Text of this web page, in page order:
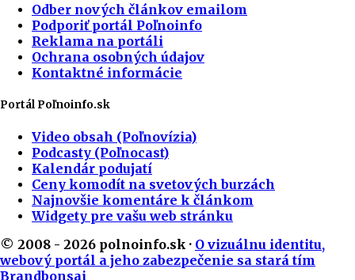
Odber nových článkov emailom
Podporiť portál Poľnoinfo
Reklama na portáli
Ochrana osobných údajov
Kontaktné informácie
Portál Poľnoinfo.sk
Video obsah (Poľnovízia)
Podcasty (Poľnocast)
Kalendár podujatí
Ceny komodít na svetových burzách
Najnovšie komentáre k článkom
Widgety pre vašu web stránku
© 2008 - 2026 polnoinfo.sk · O vizuálnu identitu,
webový portál a jeho zabezpečenie sa stará tím
Brandbonsai